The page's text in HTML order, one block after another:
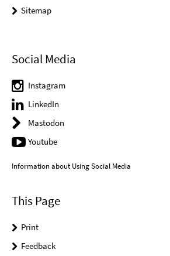
Sitemap
Social Media
Instagram
LinkedIn
Mastodon
Youtube
Information about Using Social Media
This Page
Print
Feedback